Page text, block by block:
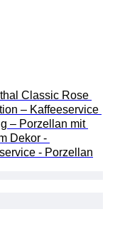
Classic Rose
– Kaffeeservice
– Porzellan mit
Dekor -
- Porzellan